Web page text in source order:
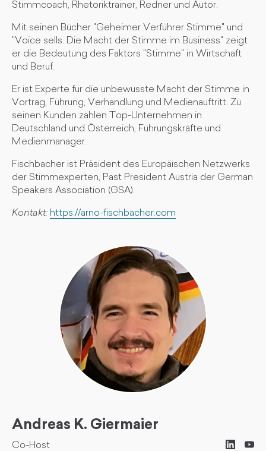
Stimmcoach, Rhetoriktrainer, Redner und Autor.
Mit seinen Bücher "Geheimer Verführer Stimme" und
"Voice sells. Die Macht der Stimme im Business" zeigt
er die Bedeutung des Faktors "Stimme" in Wirtschaft
und Beruf.
Er ist Experte für die unbewusste Macht der Stimme in
Vortrag, Führung, Verhandlung und Medienauftritt. Zu
seinen Kunden zählen Top-Unternehmen in
Deutschland und Österreich, Führungskräfte und
Medienmanager.
Fischbacher ist Präsident des Europäischen Netzwerks
der Stimmexperten, Past President Austria der German
Speakers Association (GSA).
Kontakt: https://arno-fischbacher.com
Andreas K. Giermaier
Co-Host